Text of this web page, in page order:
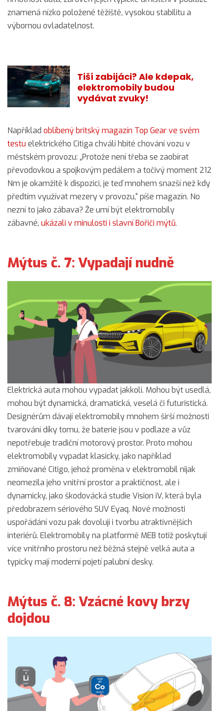
znamená nízko položené těžiště, vysokou stabilitu a
výbornou ovladatelnost.
Tiší zabijáci? Ale kdepak,
elektromobily budou
vydávat zvuky!
Například oblíbený britský magazín Top Gear ve svém
testu elektrického Citiga chválí hbité chování vozu v
městském provozu: „Protože není třeba se zaobírat
převodovkou a spojkovým pedálem a točivý moment 212
Nm je okamžitě k dispozici, je teď mnohem snazší než kdy
předtím využívat mezery v provozu,“ píše magazín. No
nezní to jako zábava? Že umí být elektromobily
zábavné, ukázali v minulosti i slavní Bořiči mýtů.
Mýtus č. 7: Vypadají nudně
Elektrická auta mohou vypadat jakkoli. Mohou být usedlá,
mohou být dynamická, dramatická, veselá či futuristická.
Designérům dávají elektromobily mnohem širší možnosti
tvarování díky tomu, že baterie jsou v podlaze a vůz
nepotřebuje tradiční motorový prostor. Proto mohou
elektromobily vypadat klasicky, jako například
zmiňované Citigo, jehož proměna v elektromobil nijak
neomezila jeho vnitřní prostor a praktičnost, ale i
dynamicky, jako škodovácká studie Vision iV, která byla
předobrazem sériového SUV Eyaq. Nové možnosti
uspořádání vozu pak dovolují i tvorbu atraktivnějších
interiérů. Elektromobily na platformě MEB totiž poskytují
více vnitřního prostoru než běžná stejně velká auta a
typicky mají moderní pojetí palubní desky.
Mýtus č. 8: Vzácné kovy brzy
dojdou